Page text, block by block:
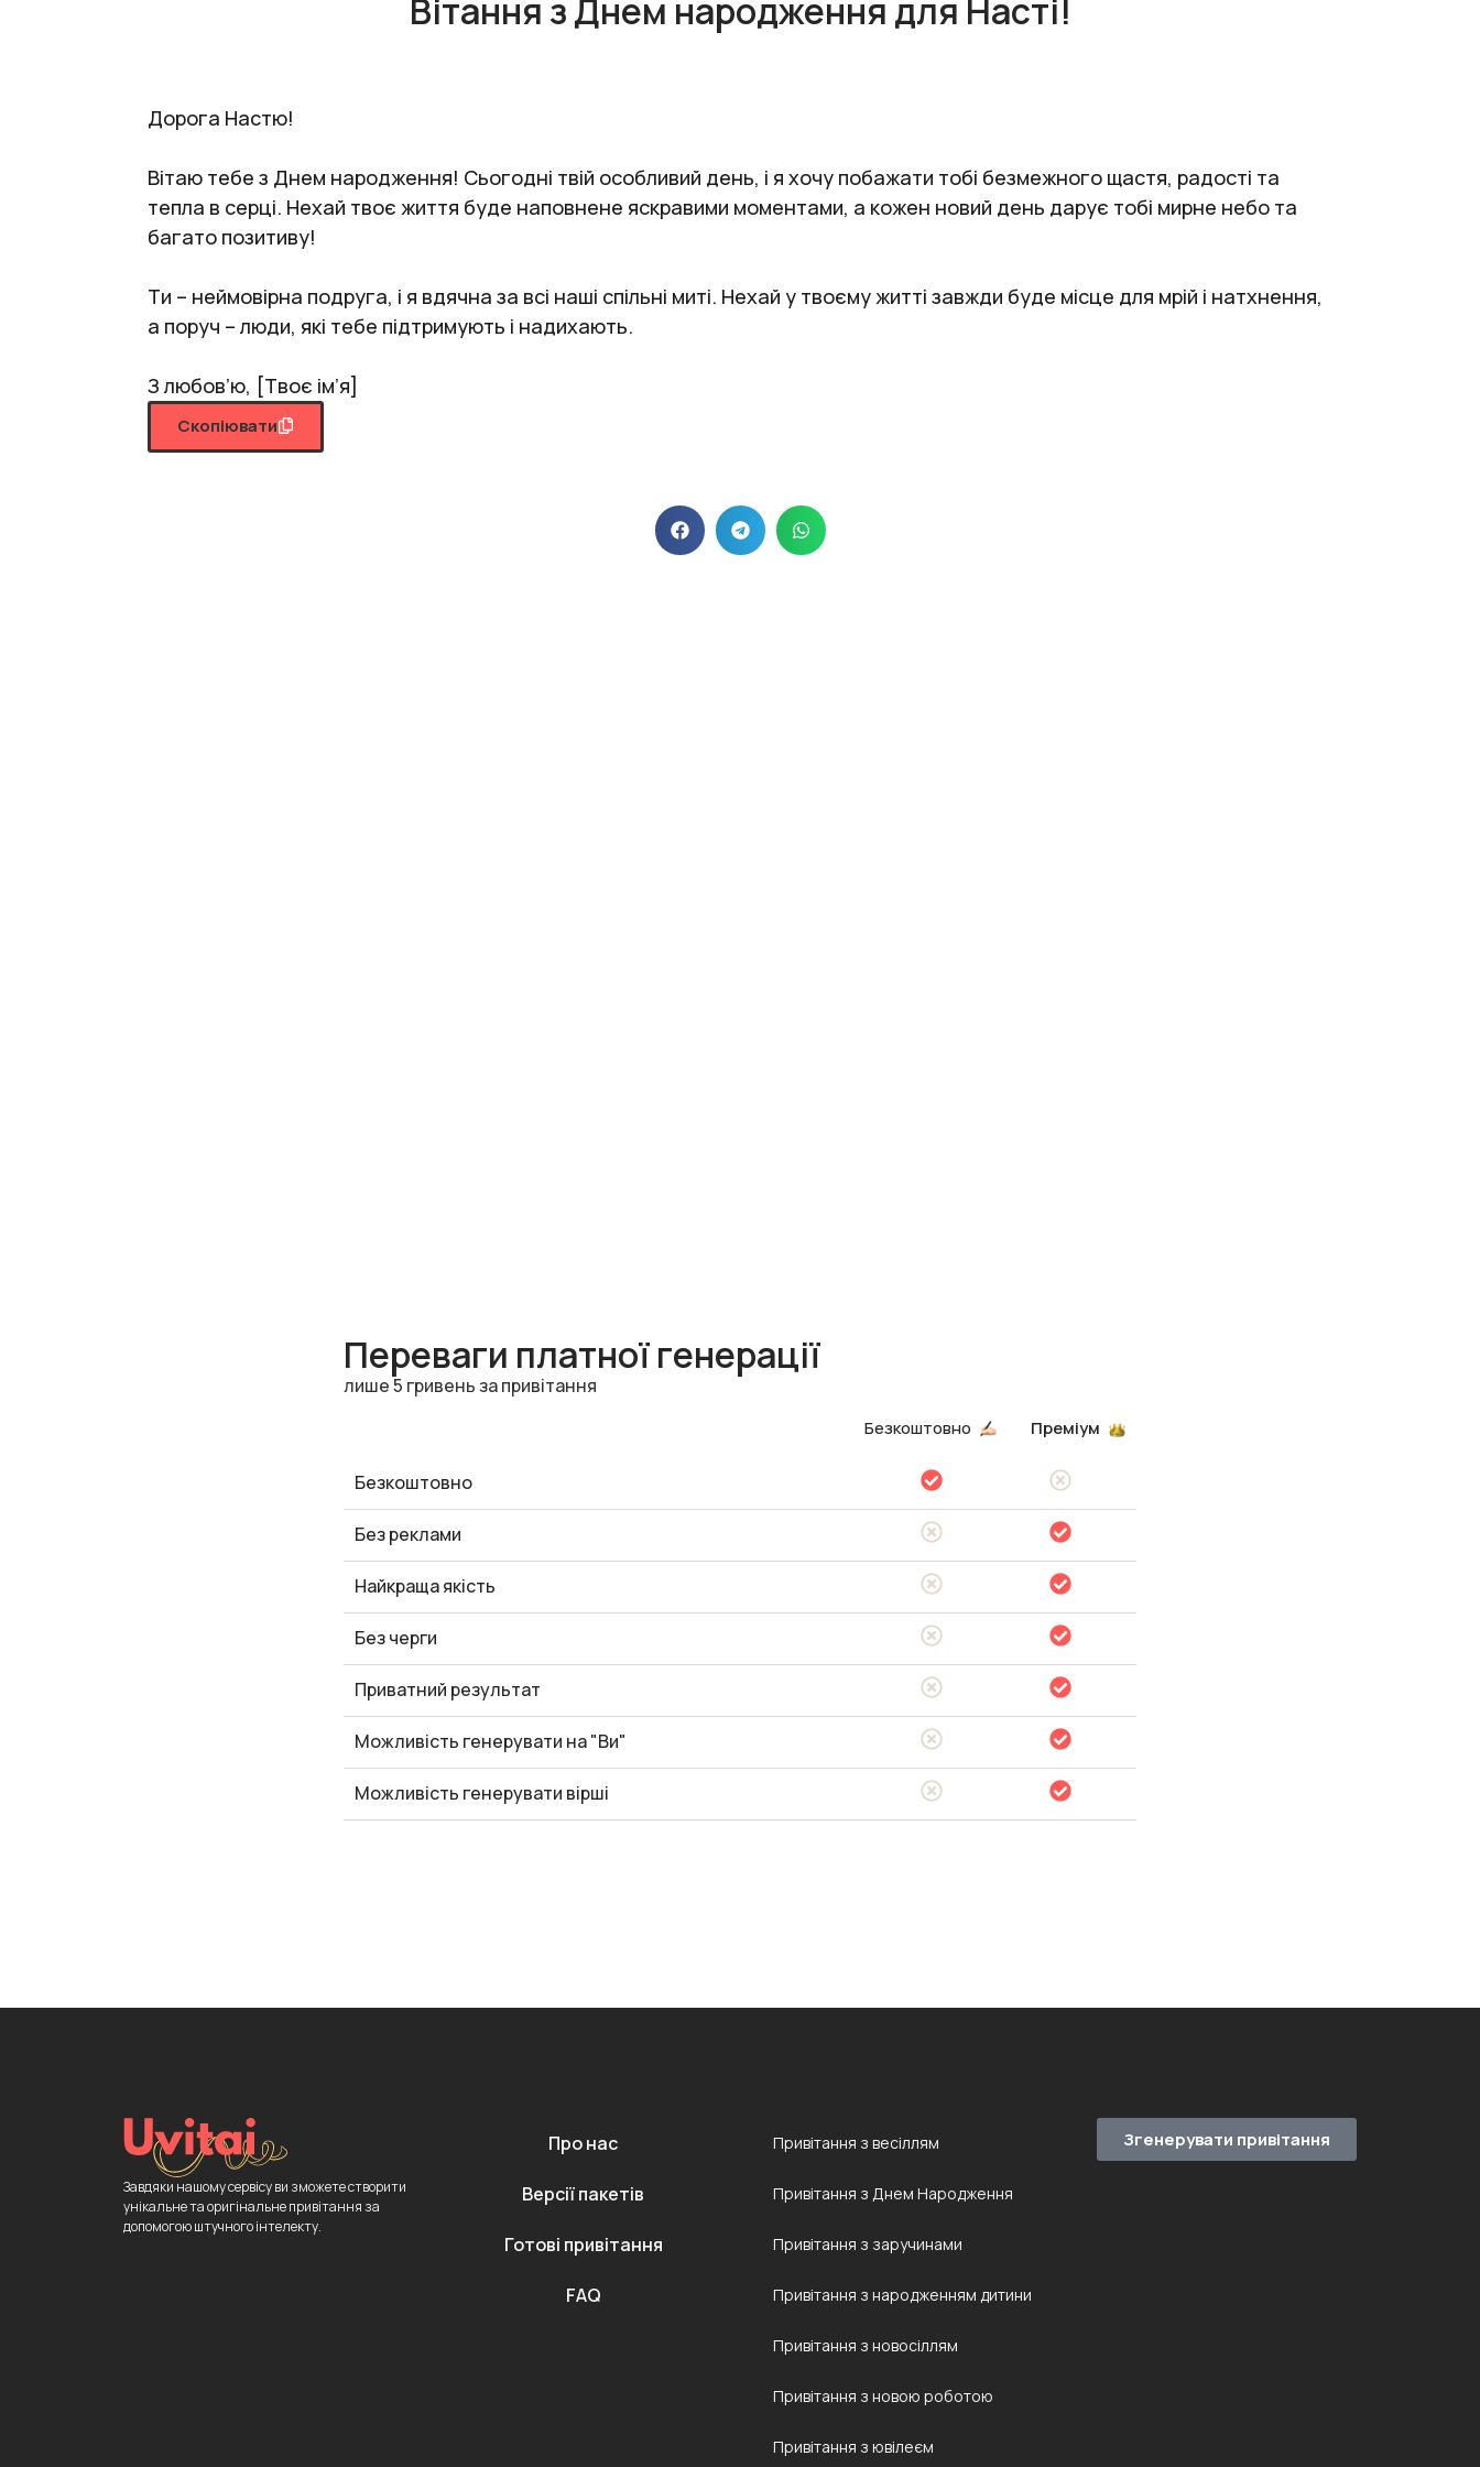
Вітання з Днем народження для Насті!
Дорога Настю!
Вітаю тебе з Днем народження! Сьогодні твій особливий день, і я хочу побажати тобі безмежного щастя, радості та
тепла в серці. Нехай твоє життя буде наповнене яскравими моментами, а кожен новий день дарує тобі мирне небо та
багато позитиву!
Ти – неймовірна подруга, і я вдячна за всі наші спільні миті. Нехай у твоєму житті завжди буде місце для мрій і натхнення,
а поруч – люди, які тебе підтримують і надихають.
З любов’ю, [Твоє ім’я]
Скопіювати
Переваги платної генерації
лише 5 гривень за привітання
Безкоштовно Преміум
Безкоштовно
Без реклами
Найкраща якість
Без черги
Приватний результат
Можливість генерувати на "Ви"
Можливість генерувати вірші
Завдяки нашому сервісу ви зможете створити
унікальне та оригінальне привітання за
допомогою штучного інтелекту.
Про нас
Версії пакетів
Готові привітання
FAQ
Привітання з весіллям
Привітання з Днем Народження
Привітання з заручинами
Привітання з народженням дитини
Привітання з новосіллям
Привітання з новою роботою
Привітання з ювілеєм
Згенерувати привітання